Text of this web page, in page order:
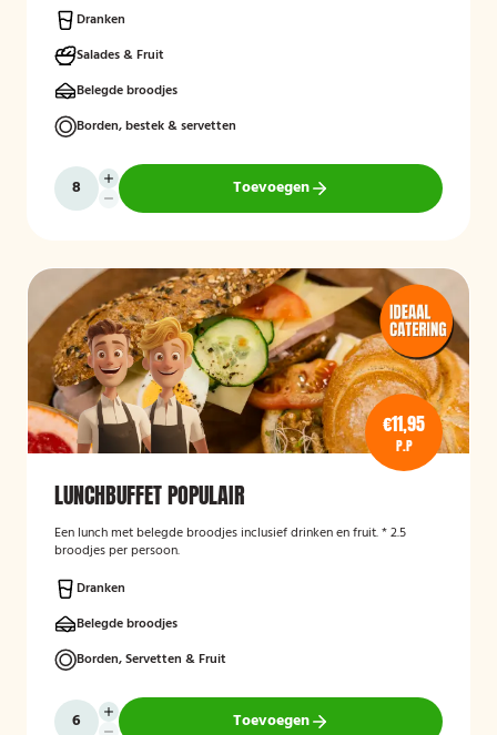
Dranken
Salades & Fruit
Belegde broodjes
Borden, bestek & servetten
Toevoegen
€11,95
P.P
LUNCHBUFFET POPULAIR
Een lunch met belegde broodjes inclusief drinken en fruit. * 2.5
broodjes per persoon.
Dranken
Belegde broodjes
Borden, Servetten & Fruit
Toevoegen